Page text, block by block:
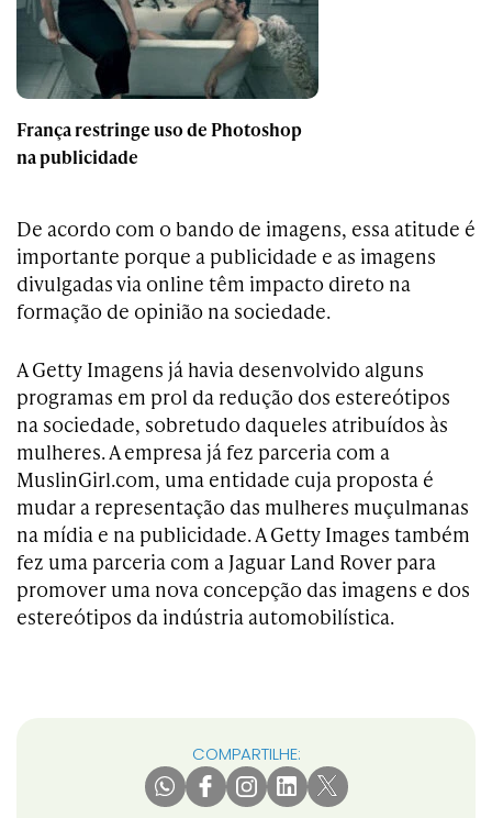
França restringe uso de Photoshop
na publicidade
De acordo com o bando de imagens, essa atitude é
importante porque a publicidade e as imagens
divulgadas via online têm impacto direto na
formação de opinião na sociedade.
A Getty Imagens já havia desenvolvido alguns
programas em prol da redução dos estereótipos
na sociedade, sobretudo daqueles atribuídos às
mulheres. A empresa já fez parceria com a
MuslinGirl.com, uma entidade cuja proposta é
mudar a representação das mulheres muçulmanas
na mídia e na publicidade. A Getty Images também
fez uma parceria com a Jaguar Land Rover para
promover uma nova concepção das imagens e dos
estereótipos da indústria automobilística.
COMPARTILHE: